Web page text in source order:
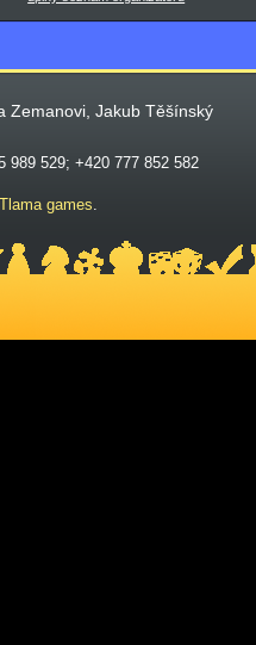
Zemanovi, Jakub Těšínský
989 529; +420 777 852 582
Tlama games.